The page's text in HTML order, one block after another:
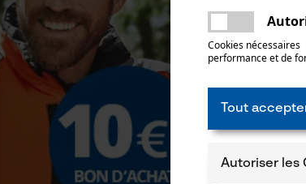
Cookies nécessaires
performance et de
Tout
Autoriser les
encore.